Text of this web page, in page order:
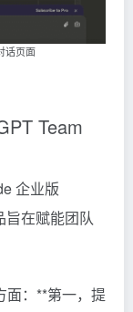
话页面
Team
企业版
旨在赋能团队
面：**第一，提